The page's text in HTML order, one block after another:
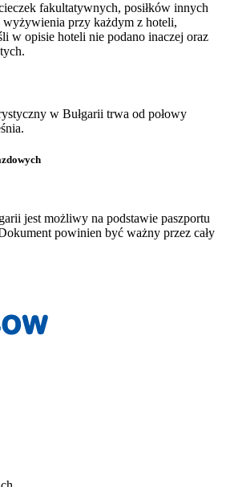
fakultatywnych, posiłków innych
przy każdym z hoteli,
w opisie hoteli nie podano inaczej oraz
w Bułgarii trwa od połowy
jest możliwy na podstawie paszportu
powinien być ważny przez cały